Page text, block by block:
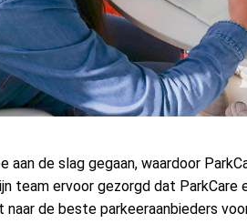
de slag gegaan, waardoor
team ervoor gezorgd dat
de beste parkeeraanbieders